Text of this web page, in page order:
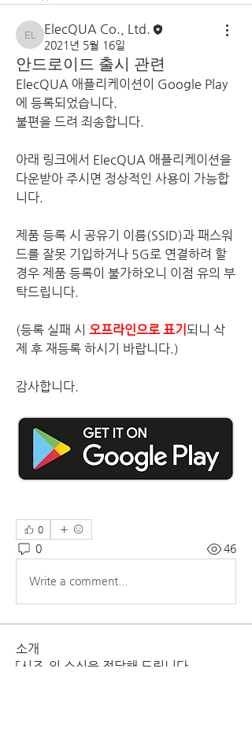
ElecQUA Co., Ltd.
ElecQUA Co., Ltd.
2021년 5월 16일
안드로이드 출시 관련
ElecQUA 애플리케이션이 Google Play
에 등록되었습니다.
불편을 드려 죄송합니다.
아래 링크에서 ElecQUA 애플리케이션을
다운받아 주시면 정상적인 사용이 가능합
니다.
제품 등록 시 공유기 이름(SSID)과 패스워
드를 잘못 기입하거나 5G로 연결하려 할
경우 제품 등록이 불가하오니 이점 유의 부
탁드립니다.
(등록 실패 시 오프라인으로 표기 되니 삭
제 후 재등록 하시기 바랍니다.)
감사합니다.
0
0 46
Write a comment...
소개
「시즈」의 소식을 전달해 드립니다.